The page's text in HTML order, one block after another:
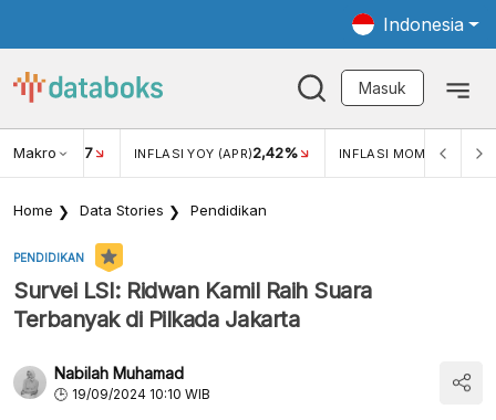
Indonesia
Masuk
Makro
USD/IDR 17 INFLASI YOY (APR)2,42% INFLASI MOM (MAR)
Home Data Stories Pendidikan
PENDIDIKAN
Survei LSI: Ridwan Kamil Raih Suara
Terbanyak di Pilkada Jakarta
Nabilah Muhamad
19/09/2024 10:10 WIB